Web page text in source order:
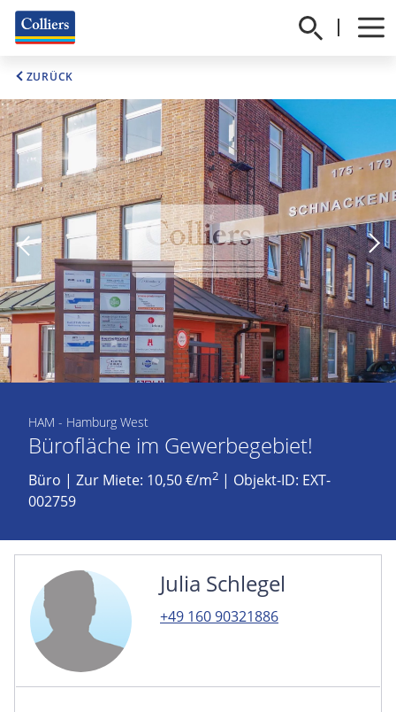
ZURÜCK
HAM - Hamburg West
Bürofläche im Gewerbegebiet!
Büro | Zur Miete: 10,50 €/m2 | Objekt-ID: EXT-
002759
Julia Schlegel
+49 160 90321886